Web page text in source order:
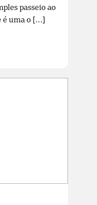
passeio ao
é uma o [...]